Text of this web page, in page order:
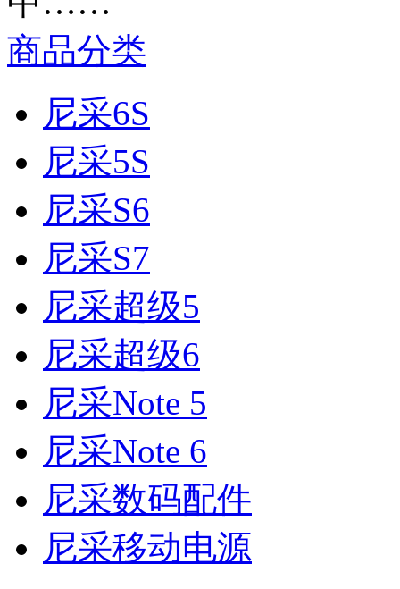
商品分类
尼采6S
尼采5S
尼采S6
尼采S7
尼采超级5
尼采超级6
尼采Note 5
尼采Note 6
尼采数码配件
尼采移动电源